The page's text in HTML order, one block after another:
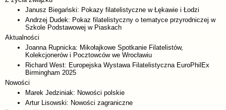
Janusz Biegański: Pokazy filatelistyczne w Łękawie i Łodzi
Andrzej Dudek: Pokaz filatelistyczny o tematyce przyrodniczej w
Szkole Podstawowej w Piaskach
Aktualności
Joanna Rupnicka: Mikołajkowe Spotkanie Filatelistów,
Kolekcjonerów i Pocztowców we Wrocławiu
Richard West: Europejska Wystawa Filatelistyczna EuroPhilEx
Birmingham 2025
Nowości
Marek Jedziniak: Nowości polskie
Artur Lisowski: Nowości zagraniczne